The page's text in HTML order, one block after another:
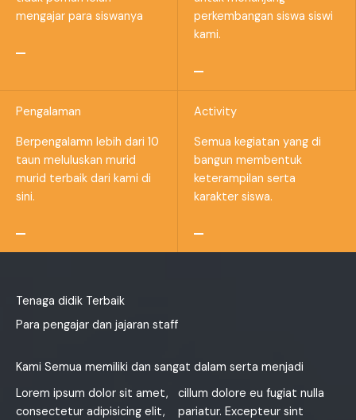
mengajar para siswanya
perkembangan siswa siswi
kami.
Pengalaman
Berpengalamn lebih dari 10
taun meluluskan murid
murid terbaik dari kami di
sini.
Activity
Semua kegiatan yang di
bangun membentuk
keterampilan serta
karakter siswa.
Tenaga didik Terbaik
Para pengajar dan jajaran staff
Kami Semua memiliki dan sangat dalam serta menjadi
Lorem ipsum dolor sit amet,
consectetur adipisicing elit,
cillum dolore eu fugiat nulla
pariatur. Excepteur sint